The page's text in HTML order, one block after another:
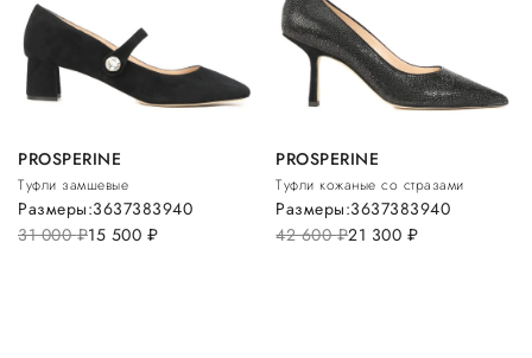
PROSPERINE
Туфли замшевые
31 000руб.15 500 руб.
Размеры:3637383940
PROSPERINE
Туфли кожаные со стразами
42 600руб.21 300 руб.
Размеры:3637383940